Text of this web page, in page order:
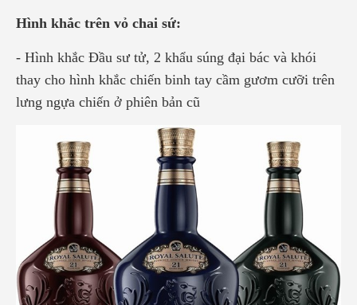
Hình khắc trên vỏ chai sứ:
- Hình khắc Đầu sư tử, 2 khẩu súng đại bác và khói
thay cho hình khắc chiến binh tay cầm gươm cưỡi trên
lưng ngựa chiến ở phiên bản cũ